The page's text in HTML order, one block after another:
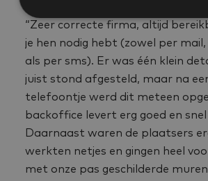
“Zeer correcte firma, altijd
je hen nodig hebt (zowel per
als per sms). Er was één klein
juist stond afgesteld, maar na
telefoontje werd dit meteen
backoffice levert erg goed en
Daarnaast waren de plaatsers
werkten netjes en gingen heel
met onze pas geschilderde